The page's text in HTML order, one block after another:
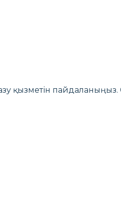
қызметін пайдаланыңыз.